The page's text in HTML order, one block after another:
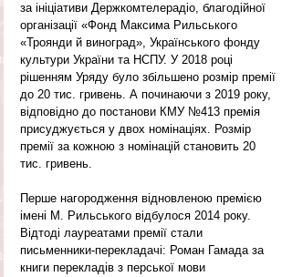
за ініціативи Держкомтелерадіо, благодійної
організації «Фонд Максима Рильського
«Троянди й виноград», Українського фонду
культури України та НСПУ. У 2018 році
рішенням Уряду було збільшено розмір премії
до 20 тис. гривень. А починаючи з 2019 року,
відповідно до постанови КМУ №413 премія
присуджується у двох номінаціях. Розмір
премії за кожною з номінацій становить 20
тис. гривень.
Перше нагородження відновленою премією
імені М. Рильського відбулося 2014 року.
Відтоді лауреатами премії стали
письменники-перекладачі: Роман Гамада за
книги перекладів з перської мови